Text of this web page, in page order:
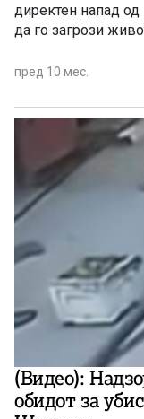
директен напад
да го загрози
пред 10 мес.
(Видео):
обидот за